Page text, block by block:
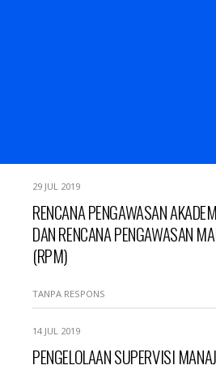
29 JUL 2019
RENCANA PENGAWASAN
DAN RENCANA PENGAWASAN
(RPM)
TANPA RESPONS
14 JUL 2019
PENGELOLAAN SUPERVISI